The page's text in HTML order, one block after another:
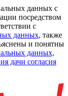
данных с
посредством
с
данных, также
и понятны
данных,
дачи согласия